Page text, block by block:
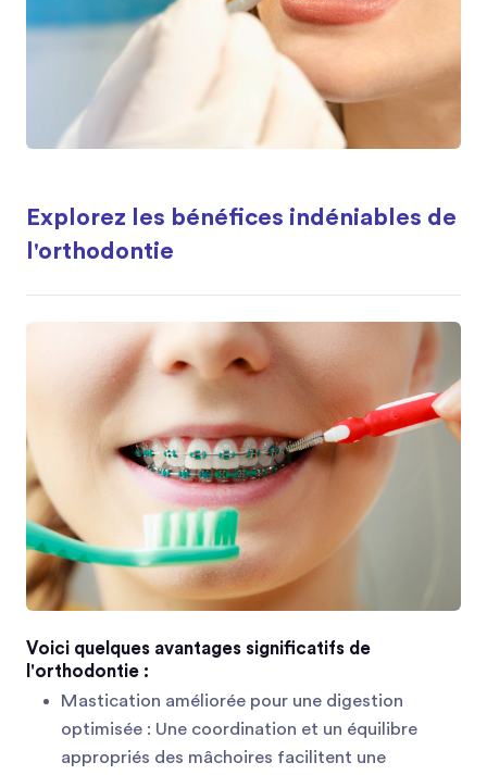
Explorez les bénéfices indéniables de
l'orthodontie
Voici quelques avantages significatifs de
l'orthodontie :
Mastication améliorée pour une digestion
optimisée : Une coordination et un équilibre
appropriés des mâchoires facilitent une